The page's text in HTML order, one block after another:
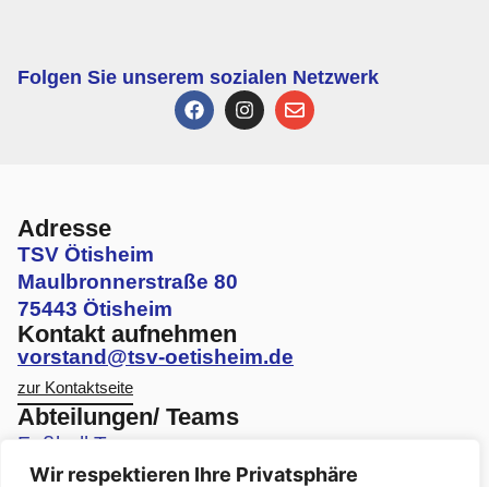
Wir respektieren Ihre Privatsphäre
Folgen Sie unserem sozialen Netzwerk
Adresse
TSV Ötisheim
Maulbronnerstraße 80
75443 Ötisheim
Kontakt aufnehmen
vorstand@tsv-oetisheim.de
zur Kontaktseite
Abteilungen/ Teams
Fußball Teams